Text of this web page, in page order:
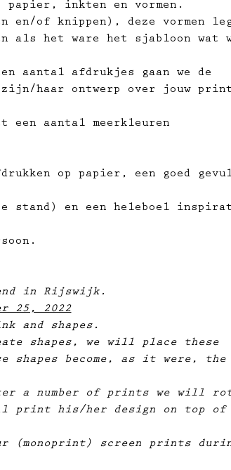
papier, inkten en vormen.
en/of knippen), deze vormen
als het ware het sjabloon wat
aantal afdrukjes gaan we de
zijn/haar ontwerp over jouw
een aantal meerkleuren
op papier, een goed
stand) en een heleboel
in Rijswijk.
25, 2022
and shapes.
shapes, we will place these
shapes become, as it were, the
a number of prints we will
print his/her design on top of
(monoprint) screen prints